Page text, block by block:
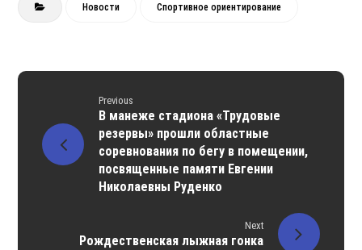
Новости Спортивное ориентирование
Previous
В манеже стадиона «Трудовые
резервы» прошли областные
соревнования по бегу в помещении,
посвященные памяти Евгении
Николаевны Руденко
Next
Рождественская лыжная гонка